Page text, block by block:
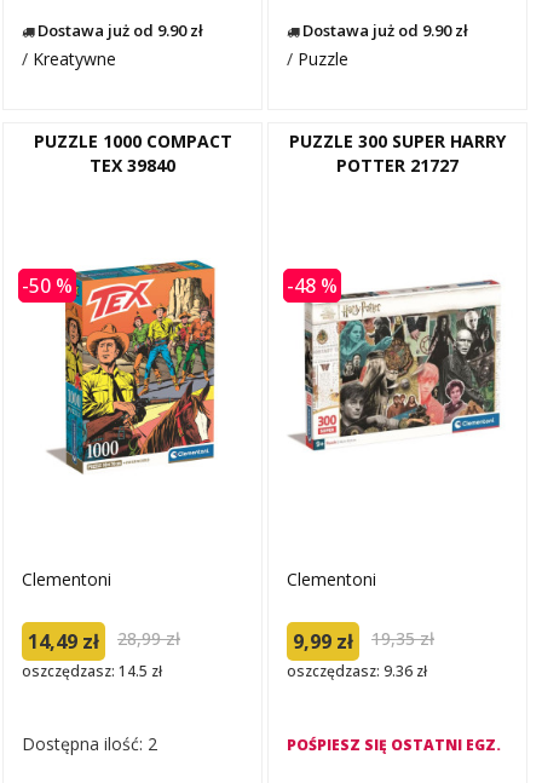
Dostawa już od 9.90 zł
/ Kreatywne
Dostawa już od 9.90 zł
/ Puzzle
PUZZLE 1000 COMPACT
TEX 39840
-50 %
Clementoni
14,49 zł 28,99 zł
oszczędzasz: 14.5 zł
Dostępna ilość: 2
PUZZLE 300 SUPER HARRY
POTTER 21727
-48 %
Clementoni
9,99 zł 19,35 zł
oszczędzasz: 9.36 zł
POŚPIESZ SIĘ OSTATNI EGZ.